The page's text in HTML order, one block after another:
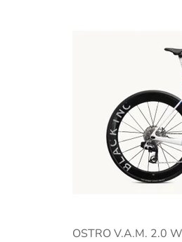
OSTRO V.A.M. 2.0